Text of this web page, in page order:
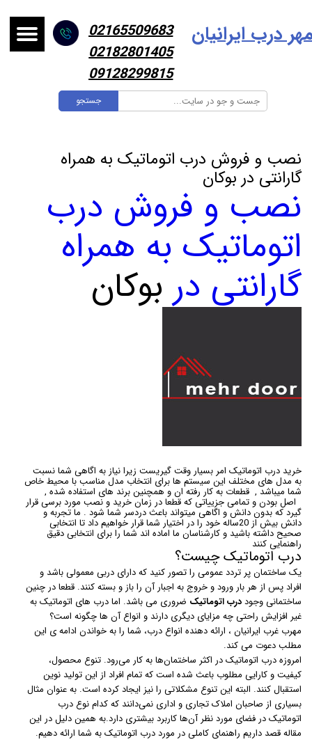
جستجو
درب ایرانیان
02165509683
02182801405
09128299815
نصب و فروش درب اتوماتیک به همراه
گارانتی در بوکان
نصب و فروش درب
اتوماتیک به همراه
گارانتی در بوکان
خرید درب اتوماتیک امر بسیار وقت گیریست زیرا نیاز به اگاهی شما نسبت
به مدل های مختلف این سیستم ها برای انتخاب مدل مناسب با محیط خاص
شما میباشد , قطعات به کار رفته ان و همچنین برند های استفاده شده ,
اصل بودن و تمامی جزییاتی که قطعا در زمان خرید و نصب مورد برسی قرار
گیرد که بدون دانش و اگاهی میتواند باعث دردسر شما شود . ما تجربه و
دانش بیش از 20ساله خود را در اختیار شما قرار خواهیم داد تا انتخابی
صحیح داشته باشید و کارشناسان ما اماده اند شما را برای انتخابی دقیق
راهنمایی کنند
درب اتوماتیک چیست؟
یک ساختمان پر تردد عمومی را تصور کنید که دارای دربی معمولی باشد و
افراد پس از هر بار ورود و خروج به اجبار آن را باز و بسته کنند. قطعا در چنین
ساختمانی وجوددرب اتوماتیک ضروری می باشد. اما درب های اتوماتیک به
غیر افزایش راحتی چه مزایای دیگری دارند و انواع آن ها چگونه است؟
مهرب غرب ایرانیان ، ارائه دهنده انواع درب، شما را به خواندن ادامه ی این
مطلب دعوت می کند.
امروزه درب اتوماتیک در اکثر ساختمان‌ها به کار می‌رود. تنوع محصول،
کیفیت و کارایی مطلوب باعث شده است که تمام افراد از این تولید نوین
استقبال کنند. البته این تنوع مشکلاتی را نیز ایجاد کرده است. به عنوان مثال
بسیاری از صاحبان املاک تجاری و اداری نمی‌دانند که کدام نوع درب
اتوماتیک در فضای مورد نظر آن‌ها کاربرد بیشتری دارد.به همین دلیل در این
مقاله قصد داریم راهنمای کاملی در مورد درب اتوماتیک به شما ارائه دهیم.